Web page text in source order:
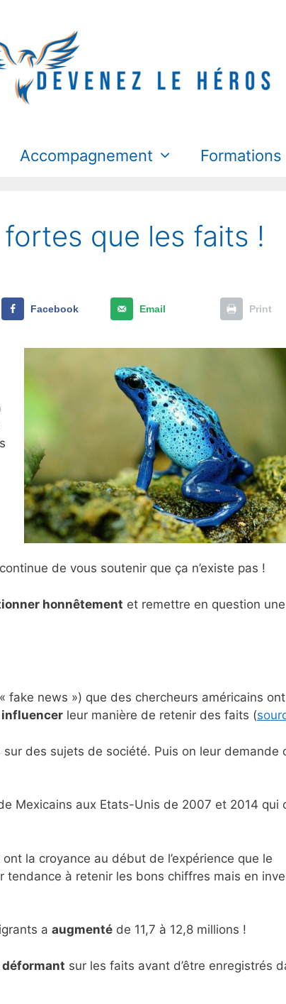
Accompagnement Formations
que les faits !
Facebook Email Print
de vous soutenir que ça n’existe pas !
honnêtement et remettre en question une
fake news ») que des chercheurs américains ont
influencer leur manière de retenir des faits (
des sujets de société. Puis on leur demande
Mexicains aux Etats-Unis de 2007 et 2014 qui
la croyance au début de l’expérience que le
tendance à retenir les bons chiffres mais en
a augmenté de 11,7 à 12,8 millions !
sur les faits avant d’être enregistrés